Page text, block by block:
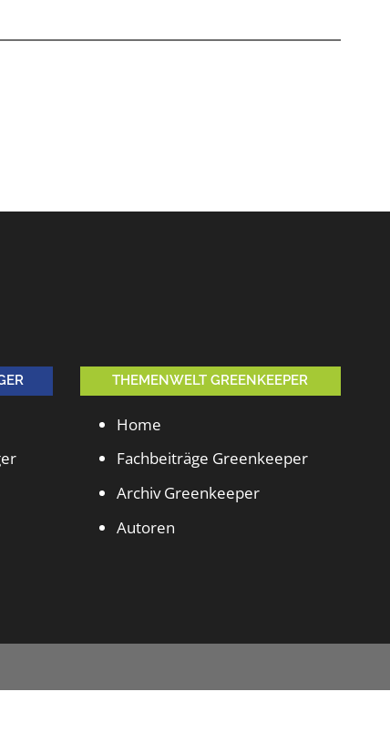
THEMENWELT GREENKEEPER
Home
Fachbeiträge Greenkeeper
Archiv Greenkeeper
Autoren